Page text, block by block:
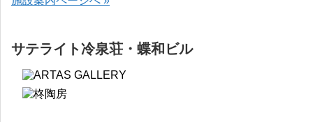
サテライト冷泉荘・蝶和ビル